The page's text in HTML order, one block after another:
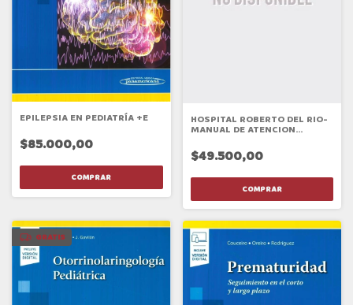
EPILEPSIA EN PEDIATRÍA +E
$85.000,00
HOSPITAL ROBERTO DEL RIO-
MANUAL DE ATENCION
$49.500,00
GRATIS